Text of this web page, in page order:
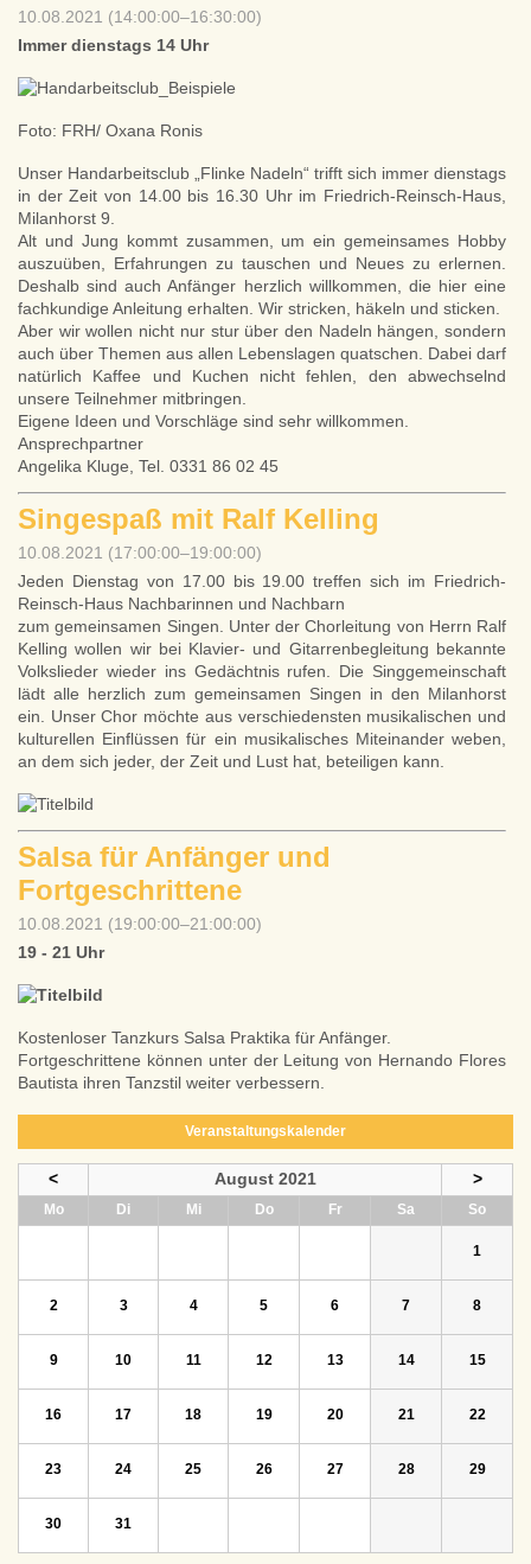
10.08.2021 (14:00:00–16:30:00)
Immer dienstags 14 Uhr
Foto: FRH/ Oxana Ronis
Unser Handarbeitsclub „Flinke Nadeln“ trifft sich immer dienstags
in der Zeit von 14.00 bis 16.30 Uhr im Friedrich-Reinsch-Haus,
Milanhorst 9.
Alt und Jung kommt zusammen, um ein gemeinsames Hobby
auszuüben, Erfahrungen zu tauschen und Neues zu erlernen.
Deshalb sind auch Anfänger herzlich willkommen, die hier eine
fachkundige Anleitung erhalten. Wir stricken, häkeln und sticken.
Aber wir wollen nicht nur stur über den Nadeln hängen, sondern
auch über Themen aus allen Lebenslagen quatschen. Dabei darf
natürlich Kaffee und Kuchen nicht fehlen, den abwechselnd
unsere Teilnehmer mitbringen.
Eigene Ideen und Vorschläge sind sehr willkommen.
Ansprechpartner
Angelika Kluge, Tel. 0331 86 02 45
Singespaß mit Ralf Kelling
10.08.2021 (17:00:00–19:00:00)
Jeden Dienstag von 17.00 bis 19.00 treffen sich im Friedrich-
Reinsch-Haus Nachbarinnen und Nachbarn
zum gemeinsamen Singen. Unter der Chorleitung von Herrn Ralf
Kelling wollen wir bei Klavier- und Gitarrenbegleitung bekannte
Volkslieder wieder ins Gedächtnis rufen. Die Singgemeinschaft
lädt alle herzlich zum gemeinsamen Singen in den Milanhorst
ein. Unser Chor möchte aus verschiedensten musikalischen und
kulturellen Einflüssen für ein musikalisches Miteinander weben,
an dem sich jeder, der Zeit und Lust hat, beteiligen kann.
Salsa für Anfänger und
Fortgeschrittene
10.08.2021 (19:00:00–21:00:00)
19 - 21 Uhr
Kostenloser Tanzkurs Salsa Praktika für Anfänger.
Fortgeschrittene können unter der Leitung von Hernando Flores
Bautista ihren Tanzstil weiter verbessern.
Veranstaltungskalender
< August 2021 >
Montag Dienstag Mittwoch DonnerstagFreitag Sa Sonntag
1
2 3 4 5 6 7 8
9 10 11 12 13 14 15
16 17 18 19 20 21 22
23 24 25 26 27 28 29
30 31